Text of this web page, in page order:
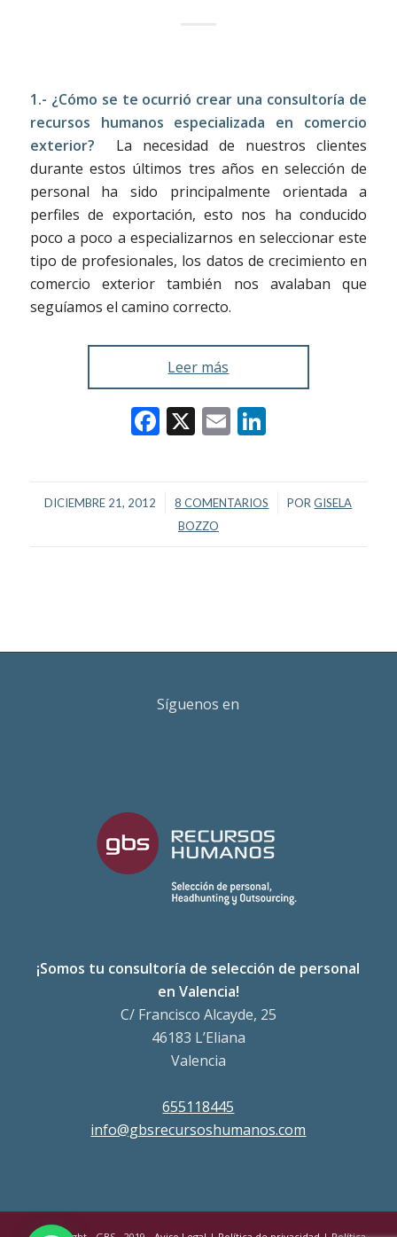
1.- ¿Cómo se te ocurrió crear una consultoría de
recursos humanos especializada en comercio
exterior? La necesidad de nuestros clientes
durante estos últimos tres años en selección de
personal ha sido principalmente orientada a
perfiles de exportación, esto nos ha conducido
poco a poco a especializarnos en seleccionar este
tipo de profesionales, los datos de crecimiento en
comercio exterior también nos avalaban que
seguíamos el camino correcto.
Leer más
Facebook
X EmailLinkedIn
DICIEMBRE 21, 2012
/ 8 COMENTARIOS
/ PORGISELA
BOZZO
Síguenos en
¡Somos tu consultoría de selección de personal
en Valencia!
C/ Francisco Alcayde, 25
46183 L’Eliana
Valencia
655118445
info@gbsrecursoshumanos.com